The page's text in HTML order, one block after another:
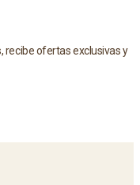
recibe ofertas exclusivas y